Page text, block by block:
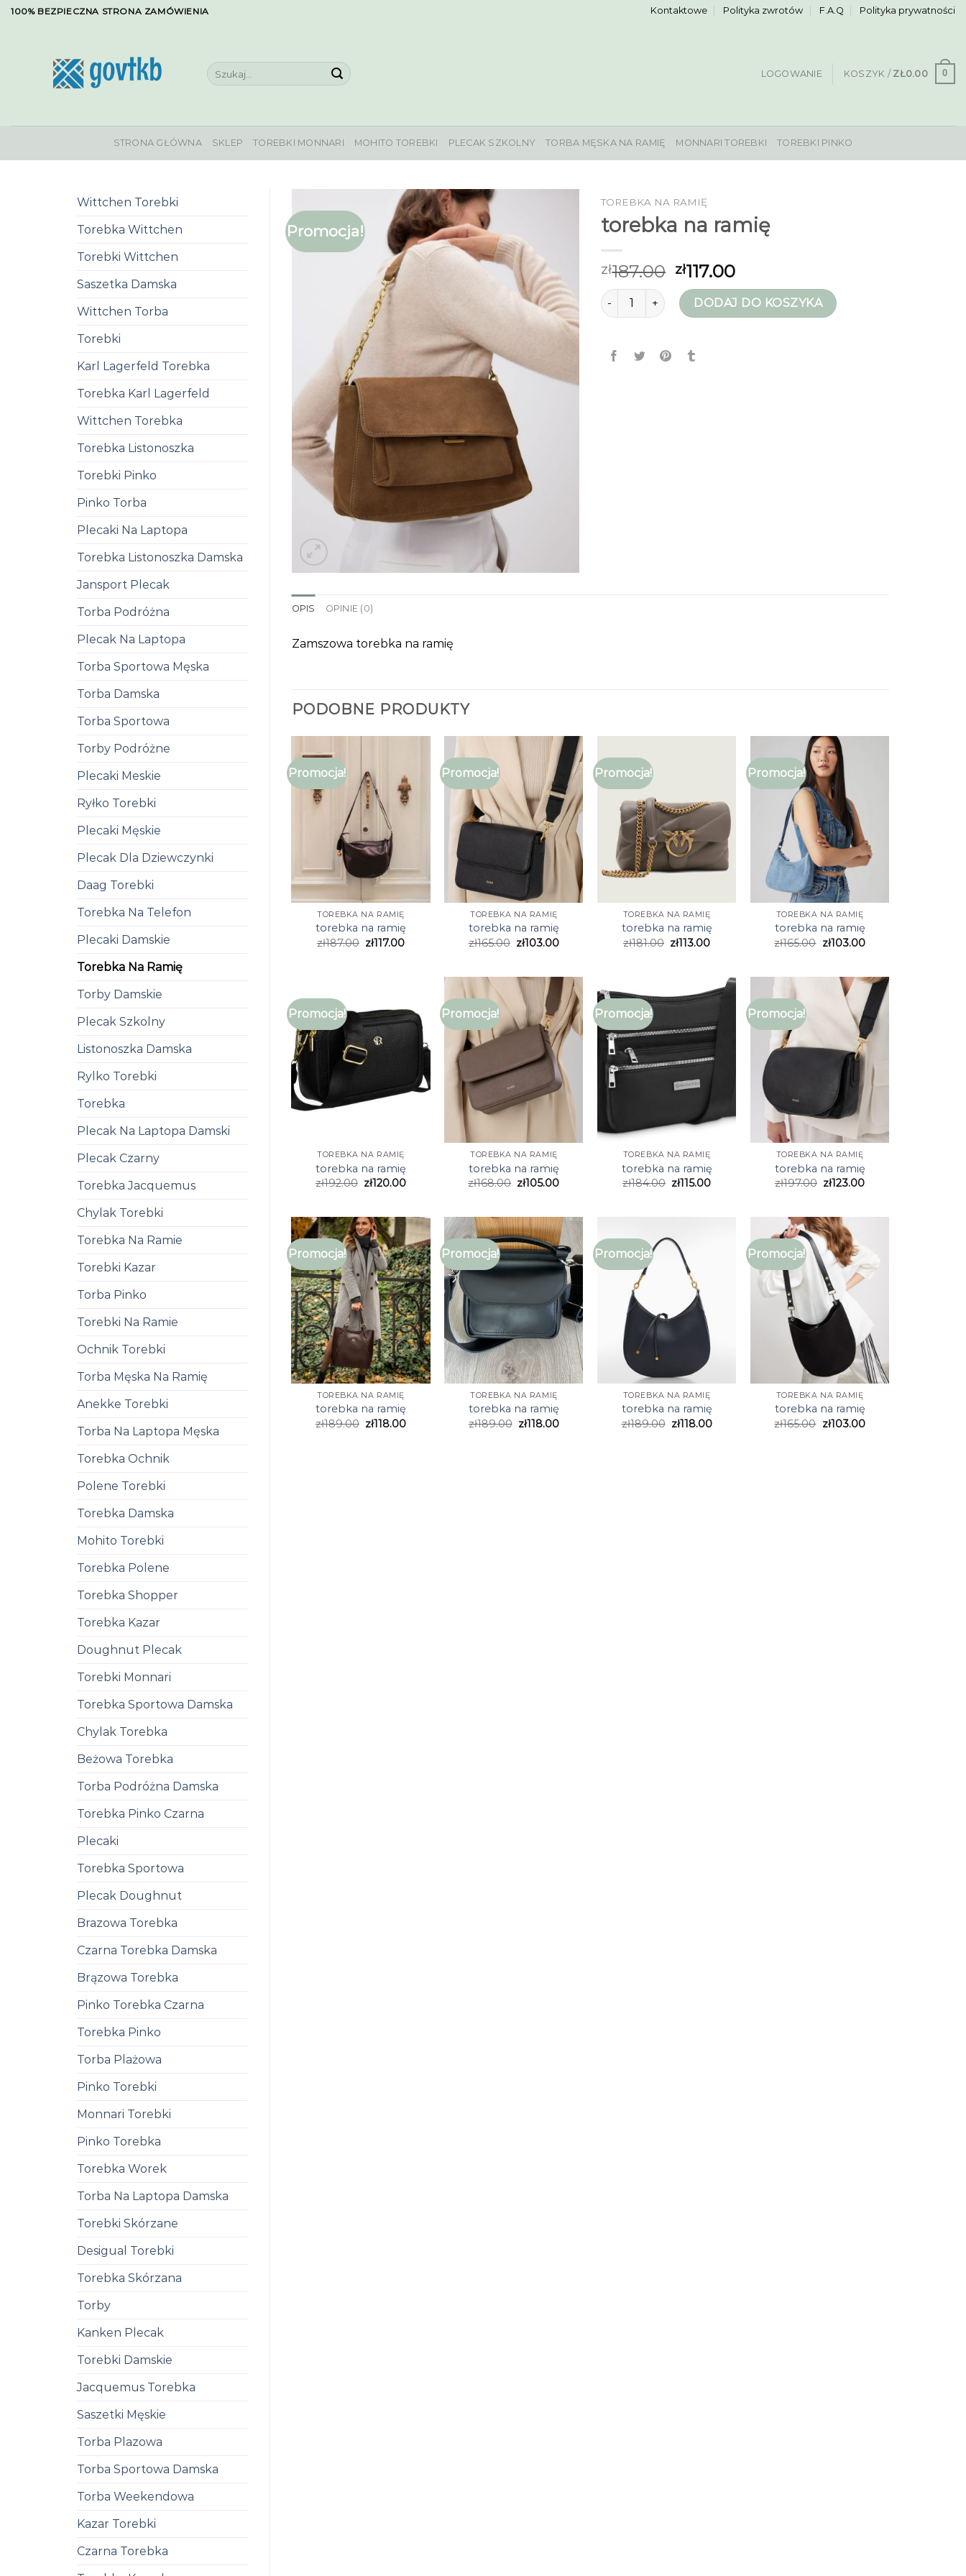
Skip100% BEZPIECZNA STRONA ZAMÓWIENIA Kontaktowe Polityka zwrotów F.A.Q Polityka prywatności
Szukaj:
LOGOWANIE KOSZYK / ZŁ0.00 0
STRONA GŁÓWNA SKLEP TOREBKI MONNARI MOHITO TOREBKI PLECAK SZKOLNY TORBA MĘSKA NA RAMIĘ MONNARI TOREBKI TOREBKI PINKO
Wittchen Torebki
Torebka Wittchen
Torebki Wittchen
Saszetka Damska
Wittchen Torba
Torebki
Karl Lagerfeld Torebka
Torebka Karl Lagerfeld
Wittchen Torebka
Torebka Listonoszka
Torebki Pinko
Pinko Torba
Plecaki Na Laptopa
Torebka Listonoszka Damska
Jansport Plecak
Torba Podróżna
Plecak Na Laptopa
Torba Sportowa Męska
Torba Damska
Torba Sportowa
Torby Podróżne
Plecaki Meskie
Ryłko Torebki
Plecaki Męskie
Plecak Dla Dziewczynki
Daag Torebki
Torebka Na Telefon
Plecaki Damskie
Torebka Na Ramię
Torby Damskie
Plecak Szkolny
Listonoszka Damska
Rylko Torebki
Torebka
Plecak Na Laptopa Damski
Plecak Czarny
Torebka Jacquemus
Chylak Torebki
Torebka Na Ramie
Torebki Kazar
Torba Pinko
Torebki Na Ramie
Ochnik Torebki
Torba Męska Na Ramię
Anekke Torebki
Torba Na Laptopa Męska
Torebka Ochnik
Polene Torebki
Torebka Damska
Mohito Torebki
Torebka Polene
Torebka Shopper
Torebka Kazar
Doughnut Plecak
Torebki Monnari
Torebka Sportowa Damska
Chylak Torebka
Beżowa Torebka
Torba Podróżna Damska
Torebka Pinko Czarna
Plecaki
Torebka Sportowa
Plecak Doughnut
Brazowa Torebka
Czarna Torebka Damska
Brązowa Torebka
Pinko Torebka Czarna
Torebka Pinko
Torba Plażowa
Pinko Torebki
Monnari Torebki
Pinko Torebka
Torebka Worek
Torba Na Laptopa Damska
Torebki Skórzane
Desigual Torebki
Torebka Skórzana
Torby
Kanken Plecak
Torebki Damskie
Jacquemus Torebka
Saszetki Męskie
Torba Plazowa
Torba Sportowa Damska
Torba Weekendowa
Kazar Torebki
Czarna Torebka
Promocja!
TOREBKA NA RAMIĘ
torebka na ramię
zł187.00 zł117.00
ilość torebka na ramięDODAJ DO KOSZYKA
OPIS OPINIE (0)
Zamszowa torebka na ramię
PODOBNE PRODUKTY
Promocja!
TOREBKA NA RAMIĘ
torebka na ramię
zł187.00 zł117.00
Promocja!
TOREBKA NA RAMIĘ
torebka na ramię
zł165.00 zł103.00
Promocja!
TOREBKA NA RAMIĘ
torebka na ramię
zł181.00 zł113.00
Promocja!
TOREBKA NA RAMIĘ
torebka na ramię
zł165.00 zł103.00
Promocja!
TOREBKA NA RAMIĘ
torebka na ramię
zł192.00 zł120.00
Promocja!
TOREBKA NA RAMIĘ
torebka na ramię
zł168.00 zł105.00
Promocja!
TOREBKA NA RAMIĘ
torebka na ramię
zł184.00 zł115.00
Promocja!
TOREBKA NA RAMIĘ
torebka na ramię
zł197.00 zł123.00
Promocja!
TOREBKA NA RAMIĘ
torebka na ramię
zł189.00 zł118.00
Promocja!
TOREBKA NA RAMIĘ
torebka na ramię
zł189.00 zł118.00
Promocja!
TOREBKA NA RAMIĘ
torebka na ramię
zł189.00 zł118.00
Promocja!
TOREBKA NA RAMIĘ
torebka na ramię
zł165.00 zł103.00